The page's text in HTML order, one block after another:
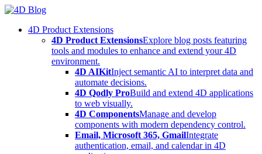
Skip
content4D Product Extensions
4D Product ExtensionsExplore blog posts featuring
tools and modules to enhance and extend your 4D
environment.
4D AIKitInject semantic AI to interpret data and
automate decisions.
4D Qodly ProBuild and extend 4D applications
to web visually.
4D ComponentsManage and develop
components with modern dependency control.
Email, Microsoft 365, GmailIntegrate
authentication, email, and calendar in 4D